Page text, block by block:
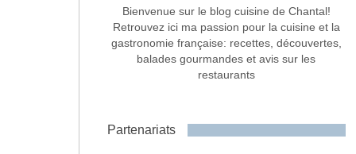
Commentaire ou message *
Bienvenue sur le blog cuisine de Chantal!
Retrouvez ici ma passion pour la cuisine et la
gastronomie française: recettes, découvertes,
balades gourmandes et avis sur les
restaurants
Partenariats